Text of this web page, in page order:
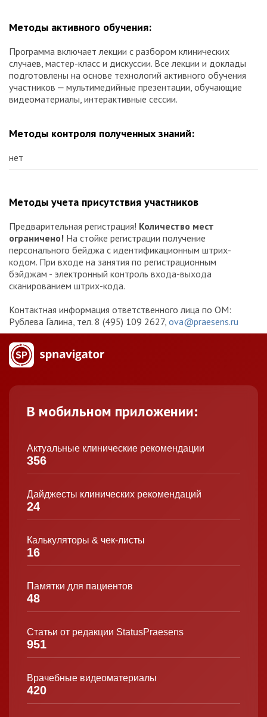
Методы активного обучения:
Программа включает лекции с разбором клинических
случаев, мастер-класс и дискуссии. Все лекции и доклады
подготовлены на основе технологий активного обучения
участников ⎼ мультимедийные презентации, обучающие
видеоматериалы, интерактивные сессии.
Методы контроля полученных знаний:
нет
Методы учета присутствия участников
Предварительная регистрация! Количество мест
ограничено! На стойке регистрации получение
персонального бейджа с идентификационным штрих-
кодом. При входе на занятия по регистрационным
бэйджам - электронный контроль входа-выхода
сканированием штрих-кода.
Контактная информация ответственного лица по ОМ:
Рублева Галина, тел. 8 (495) 109 2627, ova@praesens.ru
В мобильном приложении:
Актуальные клинические рекомендации
356
Дайджесты клинических рекомендаций
24
Калькуляторы & чек-листы
16
Памятки для пациентов
48
Статьи от редакции StatusPraesens
951
Врачебные видеоматериалы
420